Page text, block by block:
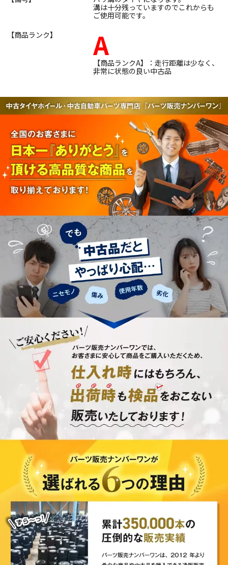
溝は十分残っていますのでこれからも
ご使用可能です。
【商品ランク】
A
【商品ランクA】：走行距離は少なく、
非常に状態の良い中古品